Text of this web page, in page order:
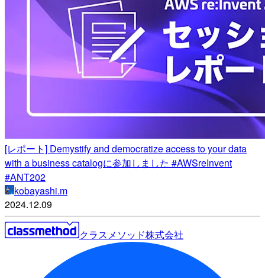
[レポート] Demystify and democratize access to your data
with a business catalogに参加しました #AWSreInvent
#ANT202
kobayashi.m
2024.12.09
クラスメソッド株式会社